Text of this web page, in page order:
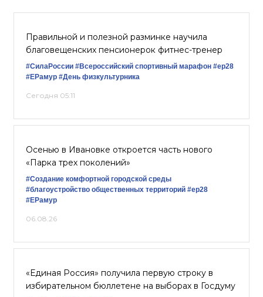
Правильной и полезной разминке научила
благовещенских пенсионерок фитнес-тренер
#СилаРоссии #Всероссийский спортивный марафон #ер28
#ЕРамур #День физкультурника
Сегодня 05:11
Осенью в Ивановке откроется часть нового
«Парка трех поколений»
#Создание комфортной городской среды
#благоустройство общественных территорий #ер28
#ЕРамур
06.08.26
«Единая Россия» получила первую строку в
избирательном бюллетене на выборах в Госдуму